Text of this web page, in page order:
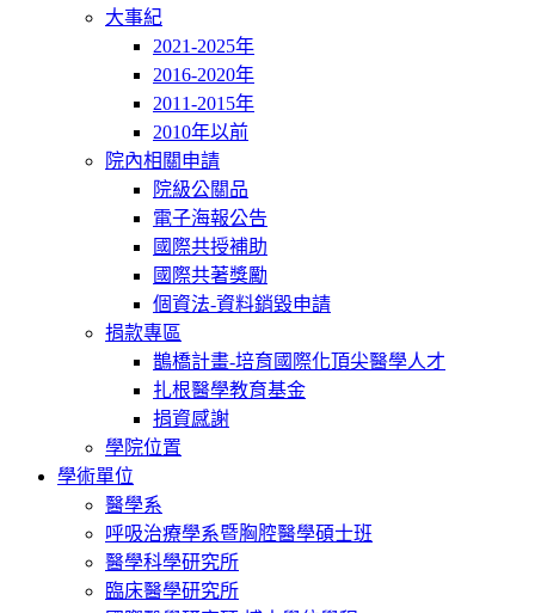
大事紀
2021-2025年
2016-2020年
2011-2015年
2010年以前
院內相關申請
院級公關品
電子海報公告
國際共授補助
國際共著獎勵
個資法-資料銷毀申請
捐款專區
鵲橋計畫-培育國際化頂尖醫學人才
扎根醫學教育基金
捐資感謝
學院位置
學術單位
醫學系
呼吸治療學系暨胸腔醫學碩士班
醫學科學研究所
臨床醫學研究所